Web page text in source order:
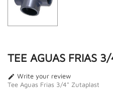
TEE AGUAS FRIAS
 Write your review
Tee Aguas Frias 3/4" Zutaplast